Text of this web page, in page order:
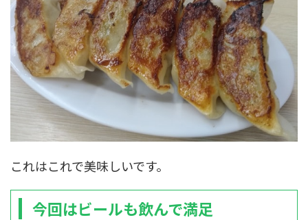
これはこれで美味しいです。
今回はビールも飲んで満足